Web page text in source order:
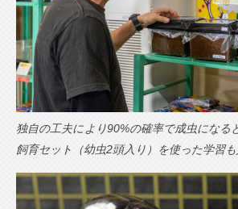
独自の工夫により90%の確率で成虫になる
飼育セット（幼虫2頭入り）を使った学習も